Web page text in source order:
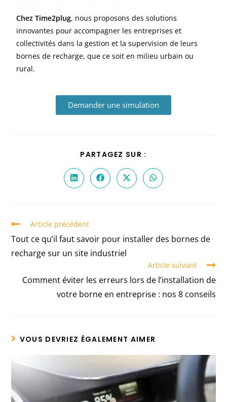
Chez Time2plug, nous proposons des solutions
innovantes pour accompagner les entreprises et
collectivités dans la gestion et la supervision de leurs
bornes de recharge, que ce soit en milieu urbain ou
rural.
Demander une simulation
PARTAGEZ SUR :
Article précédent
Tout ce qu’il faut savoir pour installer des bornes de
recharge sur un site industriel
Article suivant
Comment éviter les erreurs lors de l’installation de
votre borne en entreprise : nos 8 conseils
VOUS DEVRIEZ ÉGALEMENT AIMER